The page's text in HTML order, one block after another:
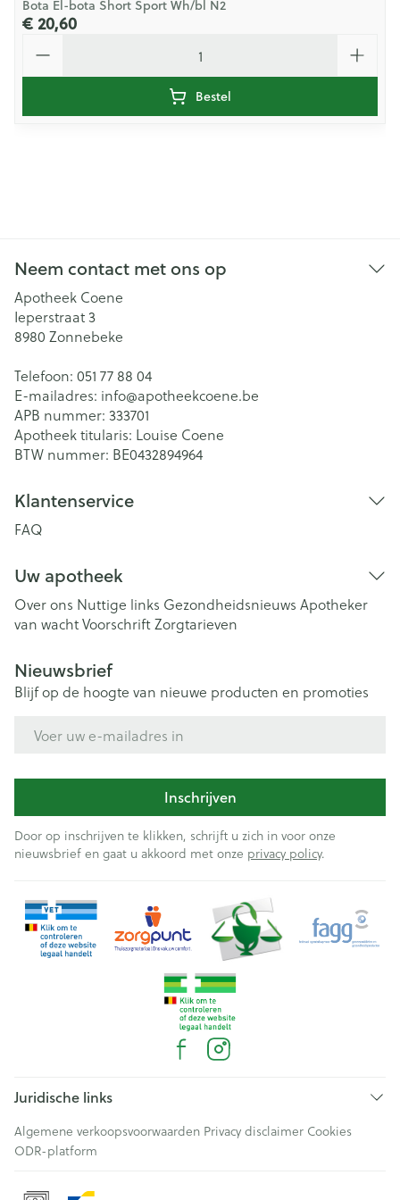
Bota El-bota Short Sport Wh/bl N2
€ 20,60
Bestel
Neem contact met ons op
Apotheek Coene
Ieperstraat 3
8980 Zonnebeke
Telefoon: 051 77 88 04
E-mailadres: info@apotheekcoene.be
APB nummer: 333701
Apotheek titularis: Louise Coene
BTW nummer: BE0432894964
Klantenservice
FAQ
Uw apotheek
Over ons Nuttige links Gezondheidsnieuws Apotheker
van wachtVoorschriftZorgtarieven
Nieuwsbrief
Blijf op de hoogte van nieuwe producten en promoties
Inschrijven
Door op inschrijven te klikken, schrijft u zich in voor onze
nieuwsbrief en gaat u akkoord met onze privacy policy.
Juridische links
Algemene verkoopsvoorwaarden Privacy disclaimer Cookies
ODR-platform